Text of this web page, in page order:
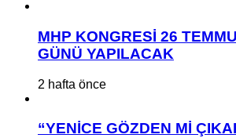
MHP KONGRESİ 26
GÜNÜ YAPILACAK
2 hafta önce
“YENİCE GÖZDEN Mİ